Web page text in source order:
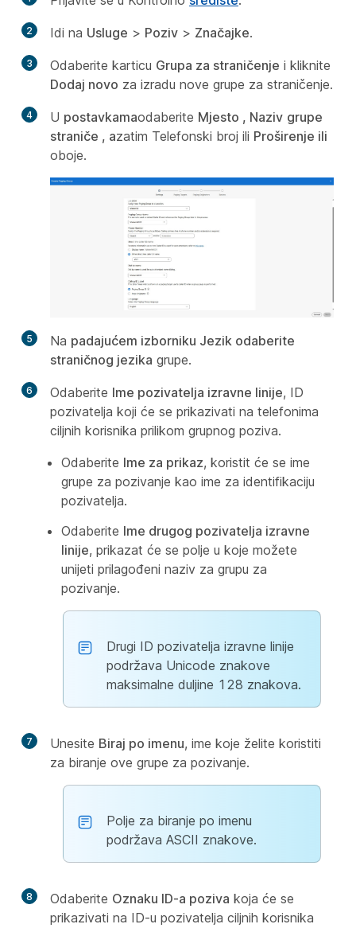
2 Idi na Usluge > Poziv > Značajke.
3 Odaberite karticu Grupa za straničenje i kliknite
Dodaj novo za izradu nove grupe za straničenje.
4 U postavkamaodaberite Mjesto , Naziv grupe
straniče , azatim Telefonski broj ili Proširenje ili
oboje.
5 Na padajućem izborniku Jezik odaberite
straničnog jezika grupe.
6 Odaberite Ime pozivatelja izravne linije, ID
pozivatelja koji će se prikazivati na telefonima
ciljnih korisnika prilikom grupnog poziva.
Odaberite Ime za prikaz, koristit će se ime
grupe za pozivanje kao ime za identifikaciju
pozivatelja.
Odaberite Ime drugog pozivatelja izravne
linije, prikazat će se polje u koje možete
unijeti prilagođeni naziv za grupu za
pozivanje.
Drugi ID pozivatelja izravne linije
podržava Unicode znakove
maksimalne duljine 128 znakova.
7 Unesite Biraj po imenu, ime koje želite koristiti
za biranje ove grupe za pozivanje.
Polje za biranje po imenu
podržava ASCII znakove.
8 Odaberite Oznaku ID-a poziva koja će se
prikazivati na ID-u pozivatelja ciljnih korisnika